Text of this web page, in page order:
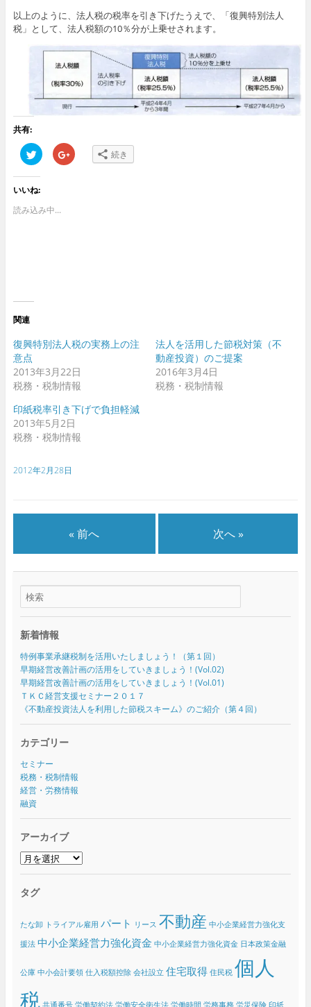
以上のように、法人税の税率を引き下げたうえで、「復興特別法人
税」として、法人税額の10％分が上乗せされます。
共有:
ク
リ
ク
て
w
ド
ウ
開
き
ま
す
ク
リ
ド
ウ
開
き
ま
す
続き
いいね:
読み込み中...
関連
復興特別法人税の実務上の注
意点
2013年3月22日
税務・税制情報
法人を活用した節税対策（不
動産投資）のご提案
2016年3月4日
税務・税制情報
印紙税率引き下げで負担軽減
2013年5月2日
税務・税制情報
2012年2月28日
« 前へ 次へ »
新着情報
特例事業承継税制を活用いたしましょう！（第１回）
早期経営改善計画の活用をしていきましょう！(Vol.02)
早期経営改善計画の活用をしていきましょう！(Vol.01)
ＴＫＣ経営支援セミナー２０１７
《不動産投資法人を利用した節税スキーム》のご紹介（第４回）
カテゴリー
セミナー
税務・税制情報
経営・労務情報
融資
アーカイブ
ア
ー
イ
タグ
たな卸 トライアル雇用 パート リース 不動産 中小企業経営力強化支
援法 中小企業経営力強化資金 中小企業経営力強化資金 日本政策金融
公庫 中小会計要領 仕入税額控除 会社設立 住宅取得 住民税 個人
税 共通番号 労働契約法 労働安全衛生法 労働時間 労務事務 労災保険 印紙